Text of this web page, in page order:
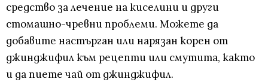
средство за лечение на киселини и други
стомашно-чревни проблеми. Можете да
добавите настърган или нарязан корен от
джинджифил към рецепти или смутита, както
и да пиете чай от джинджифил.